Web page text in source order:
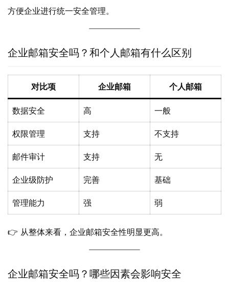
方便企业进行统一安全管理。
企业邮箱安全吗？和个人邮箱有什么区别
对比项 企业邮箱 个人邮箱
数据安全 高 一般
权限管理 支持 不支持
邮件审计 支持 无
企业级防护 完善 基础
管理能力 强 弱
👉 从整体来看，企业邮箱安全性明显更高。
企业邮箱安全吗？哪些因素会影响安全